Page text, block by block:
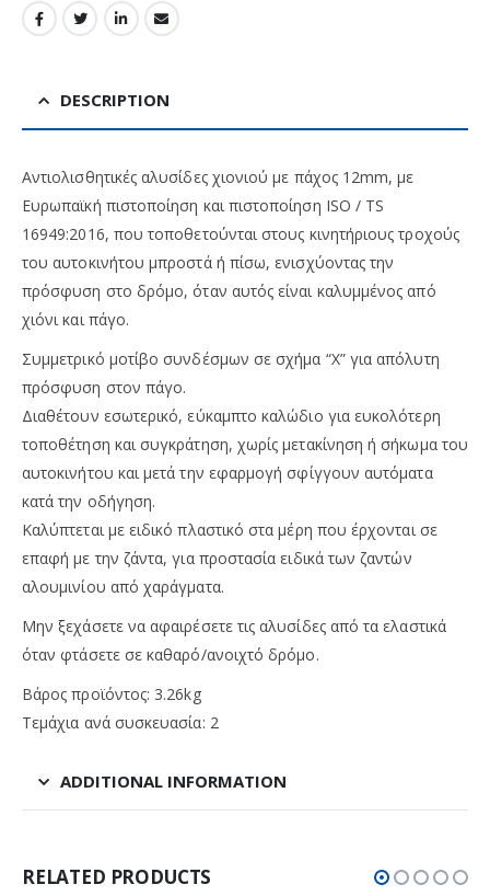
DESCRIPTION
Αντιολισθητικές αλυσίδες χιονιού με πάχος 12mm, με
Ευρωπαϊκή πιστοποίηση και πιστοποίηση ISO / TS
16949:2016, που τοποθετούνται στους κινητήριους τροχούς
του αυτοκινήτου μπροστά ή πίσω, ενισχύοντας την
πρόσφυση στο δρόμο, όταν αυτός είναι καλυμμένος από
χιόνι και πάγο.
Συμμετρικό μοτίβο συνδέσμων σε σχήμα “X” για απόλυτη
πρόσφυση στον πάγο.
Διαθέτουν εσωτερικό, εύκαμπτο καλώδιο για ευκολότερη
τοποθέτηση και συγκράτηση, χωρίς μετακίνηση ή σήκωμα του
αυτοκινήτου και μετά την εφαρμογή σφίγγουν αυτόματα
κατά την οδήγηση.
Καλύπτεται με ειδικό πλαστικό στα μέρη που έρχονται σε
επαφή με την ζάντα, για προστασία ειδικά των ζαντών
αλουμινίου από χαράγματα.
Μην ξεχάσετε να αφαιρέσετε τις αλυσίδες από τα ελαστικά
όταν φτάσετε σε καθαρό/ανοιχτό δρόμο.
Βάρος προϊόντος: 3.26kg
Τεμάχια ανά συσκευασία: 2
ADDITIONAL INFORMATION
RELATED PRODUCTS